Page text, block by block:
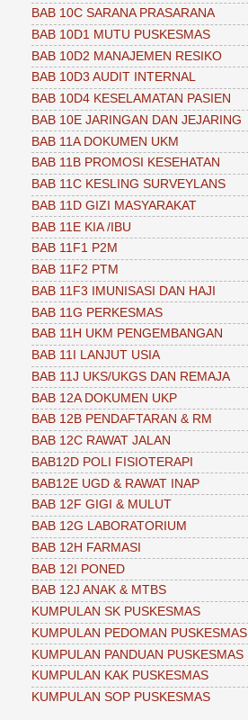
BAB 10C SARANA PRASARANA
BAB 10D1 MUTU PUSKESMAS
BAB 10D2 MANAJEMEN RESIKO
BAB 10D3 AUDIT INTERNAL
BAB 10D4 KESELAMATAN PASIEN
BAB 10E JARINGAN DAN JEJARING
BAB 11A DOKUMEN UKM
BAB 11B PROMOSI KESEHATAN
BAB 11C KESLING SURVEYLANS
BAB 11D GIZI MASYARAKAT
BAB 11E KIA /IBU
BAB 11F1 P2M
BAB 11F2 PTM
BAB 11F3 IMUNISASI DAN HAJI
BAB 11G PERKESMAS
BAB 11H UKM PENGEMBANGAN
BAB 11I LANJUT USIA
BAB 11J UKS/UKGS DAN REMAJA
BAB 12A DOKUMEN UKP
BAB 12B PENDAFTARAN & RM
BAB 12C RAWAT JALAN
BAB12D POLI FISIOTERAPI
BAB12E UGD & RAWAT INAP
BAB 12F GIGI & MULUT
BAB 12G LABORATORIUM
BAB 12H FARMASI
BAB 12I PONED
BAB 12J ANAK & MTBS
KUMPULAN SK PUSKESMAS
KUMPULAN PEDOMAN PUSKESMAS
KUMPULAN PANDUAN PUSKESMAS
KUMPULAN KAK PUSKESMAS
KUMPULAN SOP PUSKESMAS